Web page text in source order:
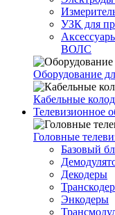
УЗК для
ВОЛС
Оборудование
Кабельные
Телевизионное
Головные
Базовый
Декодеры
Энкодеры